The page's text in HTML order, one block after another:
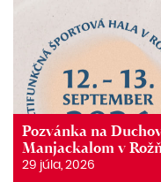
Pozvánka na
Manjackalom v
29 júla, 2026